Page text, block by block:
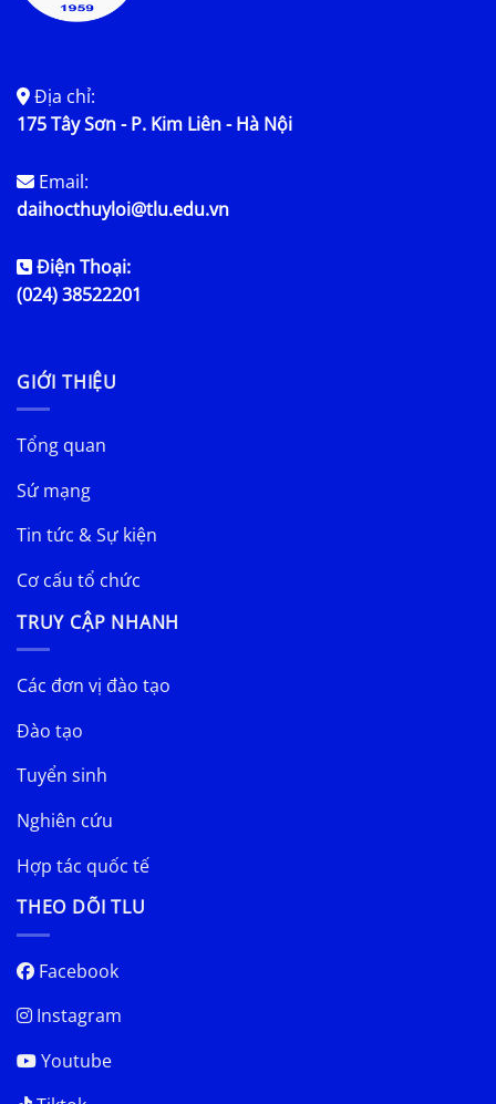
Địa chỉ:
175 Tây Sơn - P. Kim Liên - Hà Nội
Email:
daihocthuyloi@tlu.edu.vn
Điện Thoại:
(024) 38522201
GIỚI THIỆU
Tổng quan
Sứ mạng
Tin tức & Sự kiện
Cơ cấu tổ chức
TRUY CẬP NHANH
Các đơn vị đào tạo
Đào tạo
Tuyển sinh
Nghiên cứu
Hợp tác quốc tế
THEO DÕI TLU
Facebook
Instagram
Youtube